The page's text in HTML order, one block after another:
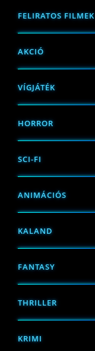
FELIRATOS FILMEK
AKCIÓ
VÍGJÁTÉK
HORROR
SCI-FI
ANIMÁCIÓS
KALAND
FANTASY
THRILLER
KRIMI